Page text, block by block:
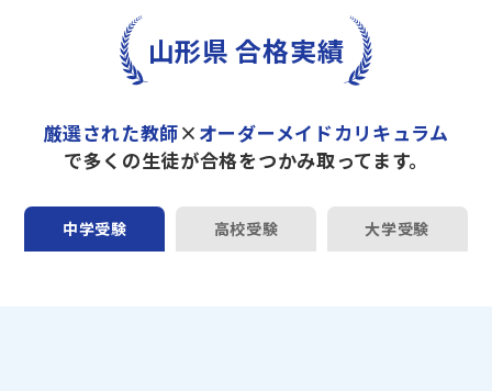
さらに、単元別の学習の理解度がわかる「AI学習診
や授業内容や授業以外の勉強をナビゲートする
「DAILY TRY」
など、豊富な学習コンテンツが
トライで一緒に“自己最高得点”を目指しません
か？
オンラインでの学習面談も承っております。
山形県 合格実績
厳選された教師× オーダーメイドカリキュラム
で多くの生徒が合格をつかみ取ってます。
中学受験 高校受験 大学受験